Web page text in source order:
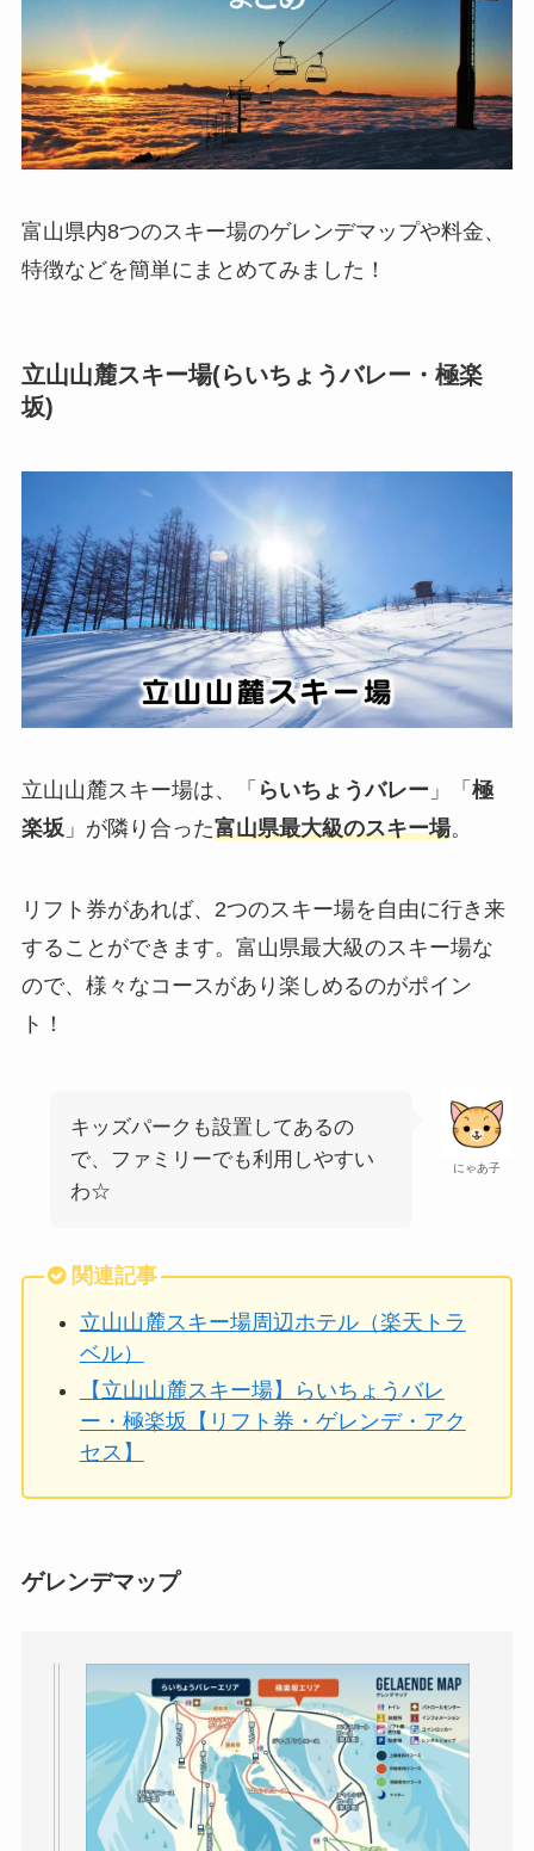
富山県内8つのスキー場のゲレンデマップや料金、
特徴などを簡単にまとめてみました！
立山山麓スキー場(らいちょうバレー・極楽
坂)
立山山麓スキー場は、「 らいちょうバレー 」「 極
楽坂」が隣り合った富山県最大級のスキー場。
リフト券があれば、2つのスキー場を自由に行き来
することができます。富山県最大級のスキー場な
ので、様々なコースがあり楽しめるのがポイン
ト！
にゃあ子
キッズパークも設置してあるの
で、ファミリーでも利用しやすい
わ☆
関連記事
立山山麓スキー場周辺ホテル（楽天トラ
ベル）
【立山山麓スキー場】らいちょうバレ
ー・極楽坂【リフト券・ゲレンデ・アク
セス】
ゲレンデマップ